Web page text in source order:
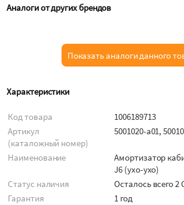
Аналоги от других брендов
Показать аналоги данного
Характеристики
Код товара
1006189713
Артикул
(каталожный номер)
5001020-a01,
Наименование
Амортизатор
J6 (ухо-ухо)
Статус наличия
Осталось всего 2
Гарантия
1 год